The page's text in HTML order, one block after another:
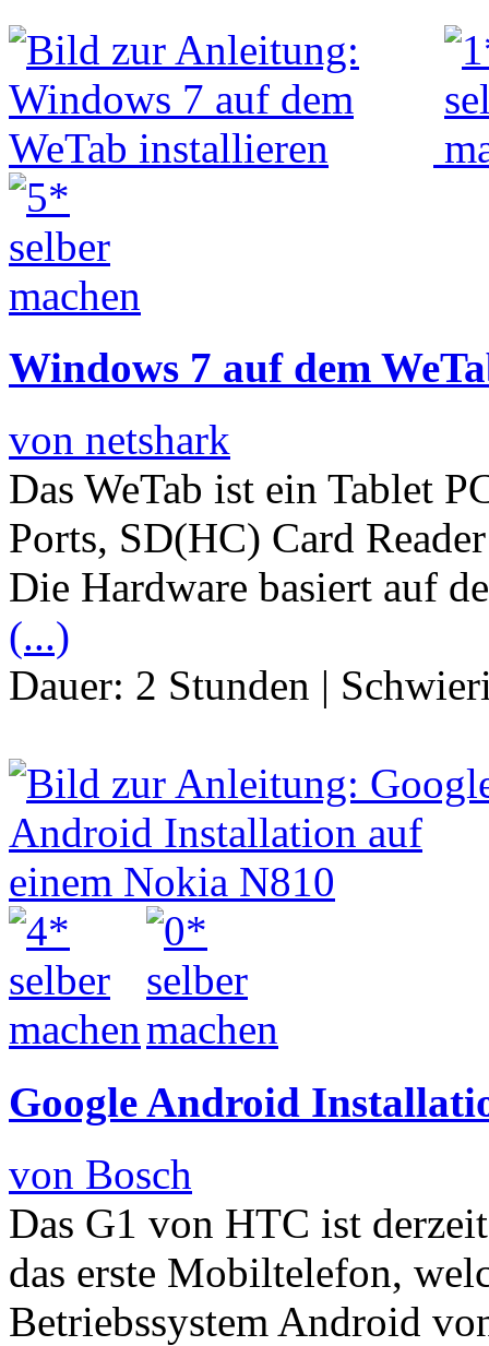
Windows 7 auf dem
von netshark
Das WeTab ist ein Tablet
Ports, SD(HC) Card
Die Hardware basiert auf
(...)
Dauer: 2 Stunden |
Google Android
von Bosch
Das G1 von HTC ist
das erste Mobiltelefon,
Betriebssystem Android